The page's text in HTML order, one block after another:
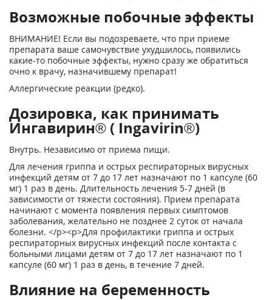
Возможные побочные эффекты
ВНИМАНИЕ! Если вы подозреваете, что при приеме
препарата ваше самочувствие ухудшилось, появились
какие-то побочные эффекты, нужно сразу же обратиться
очно к врачу, назначившему препарат!
Аллергические реакции (редко).
Дозировка, как принимать
Ингавирин® ( Ingavirin®)
Внутрь. Независимо от приема пищи.
Для лечения гриппа и острых респираторных вирусных
инфекций детям от 7 до 17 лет назначают по 1 капсуле (60
мг) 1 раз в день. Длительность лечения 5-7 дней (в
зависимости от тяжести состояния). Прием препарата
начинают с момента появления первых симптомов
заболевания, желательно не позднее 2 суток от начала
болезни. </p><p>Для профилактики гриппа и острых
респираторных вирусных инфекций после контакта с
больными лицами детям от 7 до 17 лет назначают по 1
капсуле (60 мг) 1 раз в день, в течение 7 дней.
Влияние на беременность